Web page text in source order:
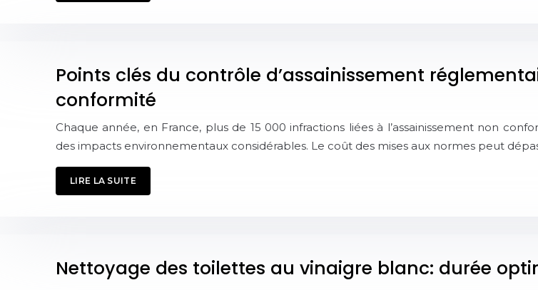
Points clés du contrôle d’assainissement
conformité
Chaque année, en France, plus de 15 000 infractions liées à l’assainissement non
des impacts environnementaux considérables. Le coût des mises aux normes peut
LIRE LA SUITE
Nettoyage des toilettes au vinaigre blanc: durée